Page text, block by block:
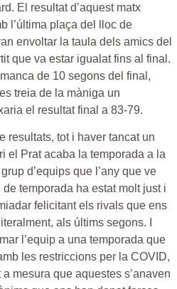
El resultat d’aquest matx
l’última plaça del lloc de
envoltar la taula dels amics del
que va estar igualat fins al final.
de 10 segons del final,
es treia de la màniga un
el resultat final a 83-79.
resultats, tot i haver tancat un
el Prat acaba la temporada a la
d’equips que l’any que ve
de temporada ha estat molt just i
felicitant els rivals que ens
als últims segons. I
l’equip a una temporada que
les restriccions per la COVID,
mesura que aquestes s’anaven